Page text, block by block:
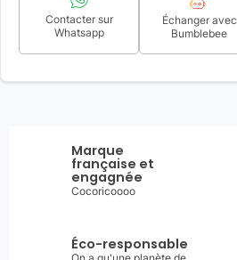
Contacter sur
Whatsapp
Échanger avec
Bumblebee
Marque
française et
engagnée
Cocoricoooo
Éco-responsable
On a qu'une planète de